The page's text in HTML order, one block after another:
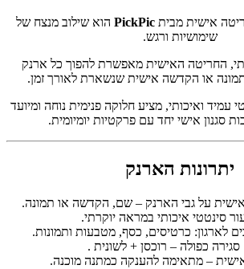
אישית מבית PickPic הוא שילוב מנצח של
שימושיות ורגש.
החריטה האישית מאפשרת להפוך כל ארנק
או הקדשה אישית שנשארת לאורך זמן.
עמיד ואיכותי, מציע חלוקה פנימית נוחה ומיועד
סגנון אישי יחד עם פרקטיות יומיומית.
יתרונות הארנק
אישית על גבי הארנק – שם, הקדשה או תמונה.
סינטטי איכותי במראה יוקרתי.
לארגון: כרטיסים, כסף, מטבעות ותמונות.
סגירה כפולה – רוכסן + לשונית .
– מתאימה להענקה כמתנה מוכנה.